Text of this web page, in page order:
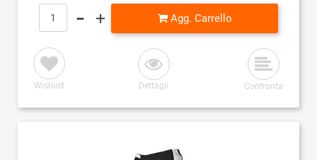
Quantità
Agg. Carrello
Wishlist Dettagli Confronta